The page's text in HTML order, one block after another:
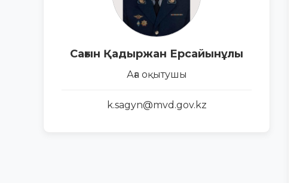
Сағын Қадыржан Ерсайынұлы
Аға оқытушы
k.sagyn@mvd.gov.kz